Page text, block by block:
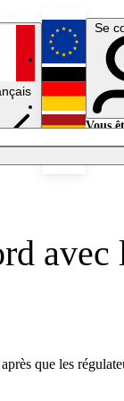
English
Deutsch
Se
Vous
avec
que les